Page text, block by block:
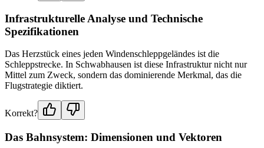
Infrastrukturelle Analyse und Technische
Spezifikationen
Das Herzstück eines jeden Windenschleppgeländes ist die
Schleppstrecke. In Schwabhausen ist diese Infrastruktur nicht nur
Mittel zum Zweck, sondern das dominierende Merkmal, das die
Flugstrategie diktiert.
Korrekt?
Das Bahnsystem: Dimensionen und Vektoren